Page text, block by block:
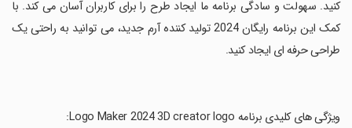
کنید. سهولت و سادگی برنامه ما ایجاد طرح را برای کاربران آسان می کند. با
کمک این برنامه رایگان 2024 تولید کننده آرم جدید، می توانید به راحتی یک
طراحی حرفه ای ایجاد کنید.
‏ویژگی های کلیدی برنامه Logo Maker 2024 3D creator logo: